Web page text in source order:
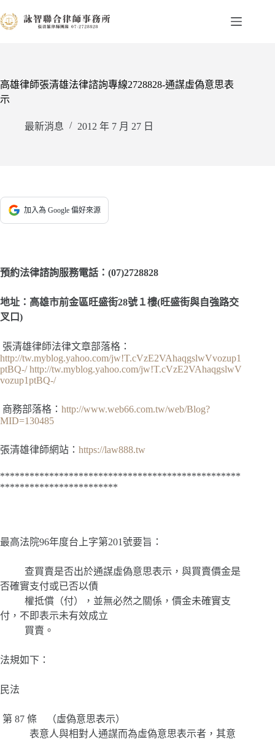
至
容
高雄律師張清雄法律諮詢專線2728828-通謀虛偽意思表
示
最新消息 2012 年 7 月 27 日
加入為 Google 偏好來源
預約法律諮詢服務電話：(07)2728828
地址：高雄市前金區旺盛街28號１樓(旺盛街與自強路交
叉口)
張清雄律師法律文章部落格：
http://tw.myblog.yahoo.com/jw!T.cVzE2VAhaqgslwVvozup1
ptBQ-/ http://tw.myblog.yahoo.com/jw!T.cVzE2VAhaqgslwV
vozup1ptBQ-/
商務部落格： http://www.web66.com.tw/web/Blog?
MID=130485
張清雄律師網站： https://law888.tw
*************************************************
************************
最高法院96年度台上字第201號要旨：
查買賣是否出於通謀虛偽意思表示，與買賣價金是
否確實支付或已否以債
權抵償（付），並無必然之關係，價金未確實支
付，不即表示未有效成立
買賣。
法規如下：
民法
第 87 條 （虛偽意思表示）
表意人與相對人通謀而為虛偽意思表示者，其意